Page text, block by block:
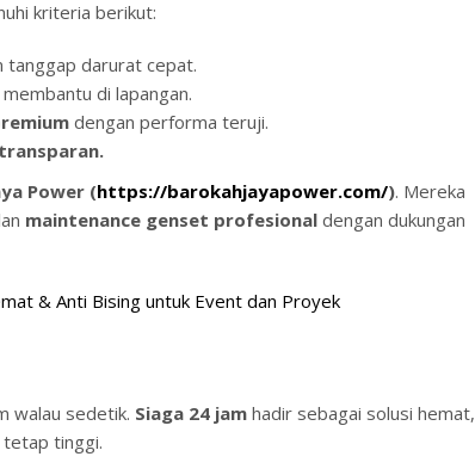
kriteria berikut:
tanggap darurat cepat.
di lapangan.
dengan performa teruji.
Power (https://barokahjayapower.com/). Mereka
maintenance genset profesional dengan dukungan
& Anti Bising untuk Event dan Proyek
walau sedetik. Siaga 24 jam hadir sebagai solusi hemat,
tinggi.